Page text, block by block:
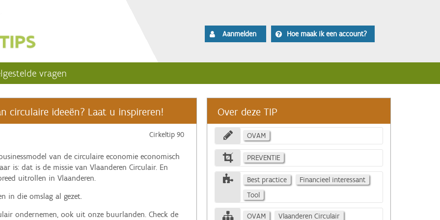
Aanmelden Hoe maak ik een account?
vragen
circulaire ideeën? Laat u inspireren!
Cirkeltip 90
van de circulaire economie economisch
is: dat is de missie van Vlaanderen Circulair. En
uitrollen in Vlaanderen.
in die omslag al gezet.
ondernemen, ook uit onze buurlanden. Check de
Over deze TIP
OVAM
PREVENTIE
Best practice
Financieel interessant
Tool
OVAM Vlaanderen Circulair